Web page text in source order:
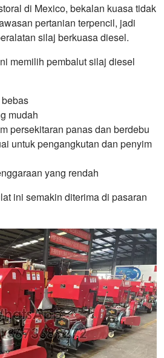
di Mexico, bekalan kuasa tidak
pertanian terpencil, jadi
silaj berkuasa diesel.
memilih pembalut silaj diesel
mudah
persekitaran panas dan berdebu
untuk pengangkutan dan penyim
yang rendah
ini semakin diterima di pasaran